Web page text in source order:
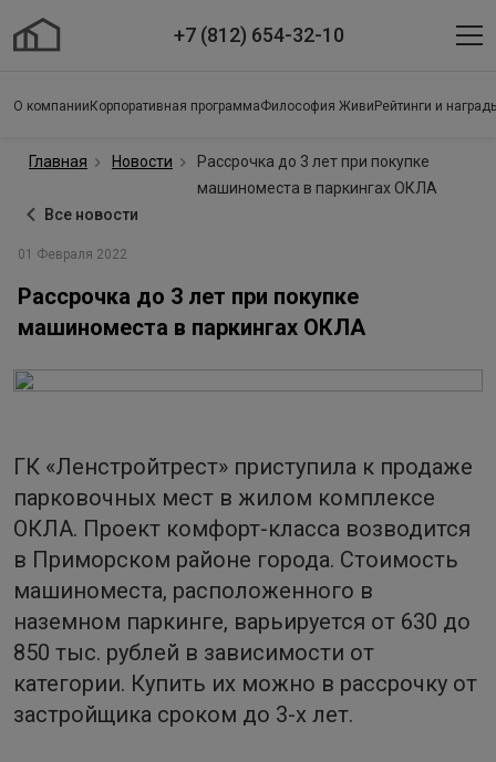
+7 (812) 654-32-10
О компании Корпоративная программаФилософия Живи Рейтинги и
Главная Новости
Рассрочка до 3 лет при покупке
машиноместа в паркингах ОКЛА
Все новости
01 Февраля 2022
Рассрочка до 3 лет при покупке
машиноместа в паркингах ОКЛА
ГК «Ленстройтрест» приступила к продаже
парковочных мест в жилом комплексе
ОКЛА. Проект комфорт-класса возводится
в Приморском районе города. Стоимость
машиноместа, расположенного в
наземном паркинге, варьируется от 630 до
850 тыс. рублей в зависимости от
категории. Купить их можно в рассрочку от
застройщика сроком до 3-х лет.